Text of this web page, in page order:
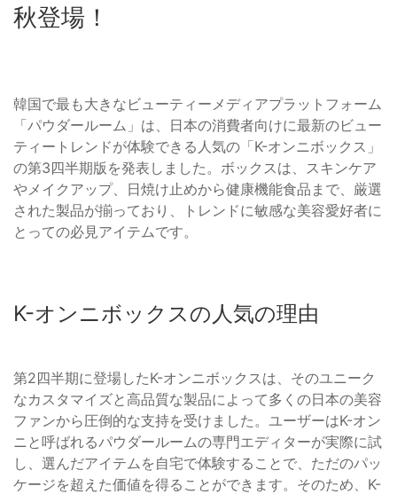
秋登場！
韓国で最も大きなビューティーメディアプラットフォーム
「パウダールーム」は、日本の消費者向けに最新のビュー
ティートレンドが体験できる人気の「K-オンニボックス」
の第3四半期版を発表しました。ボックスは、スキンケア
やメイクアップ、日焼け止めから健康機能食品まで、厳選
された製品が揃っており、トレンドに敏感な美容愛好者に
とっての必見アイテムです。
K-オンニボックスの人気の理由
第2四半期に登場したK-オンニボックスは、そのユニーク
なカスタマイズと高品質な製品によって多くの日本の美容
ファンから圧倒的な支持を受けました。ユーザーはK-オン
ニと呼ばれるパウダールームの専門エディターが実際に試
し、選んだアイテムを自宅で体験することで、ただのパッ
ケージを超えた価値を得ることができます。そのため、K-